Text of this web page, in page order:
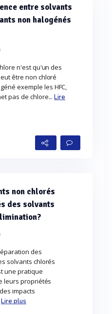
entre solvants
non halogénés
n'est qu'un des
être non chloré
exemple les HFC,
pas de chlore...Lire
non chlorés
des solvants
des
solvants chlorés
une pratique
leurs propriétés
impacts
Lire plus